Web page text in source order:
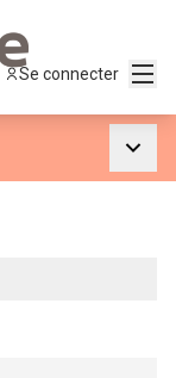
Se connecter